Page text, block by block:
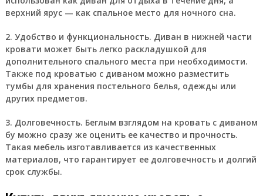
верхний ярус — как спальное место для ночного сна.
2. Удобство и функциональность. Диван в нижней части
кровати может быть легко раскладушкой для
дополнительного спального места при необходимости.
Также под кроватью с диваном можно разместить
тумбы для хранения постельного белья, одежды или
других предметов.
3. Долговечность. Беглым взглядом на кровать с диваном
бу можно сразу же оценить ее качество и прочность.
Такая мебель изготавливается из качественных
материалов, что гарантирует ее долговечность и долгий
срок службы.